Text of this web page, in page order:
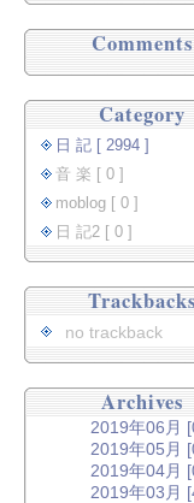
Comments
Category
日 記 [ 2994 ]
音 楽 [ 0 ]
moblog [ 0 ]
日 記2 [ 0 ]
Trackbacks
no trackback
Archives
2019年06月
2019年05月
2019年04月
2019年03月